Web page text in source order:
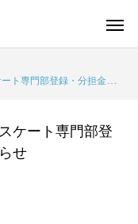
・分担金納入について お知らせ
ケート専門部登
せ